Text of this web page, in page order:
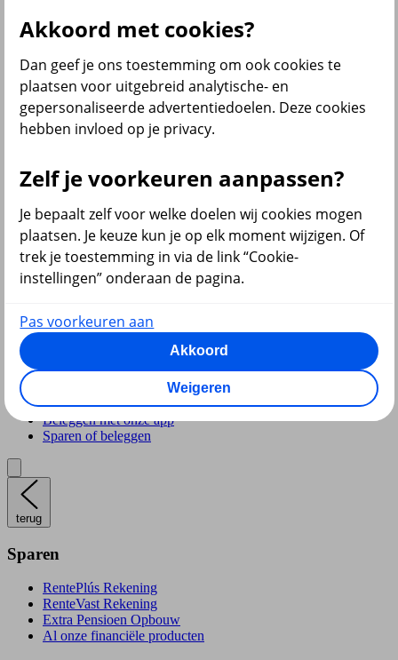
terug
Beleggen
Al onze financiële producten
Bekijk ook
Beleggen
Starten met beleggen
Beleggen voor beginners
Pensioen beleggen
Doelbeleggen
Beleggen in beleggingsfondsen
Beleggingsfonds update
Verantwoord beleggen
Beleggen met onze app
Sparen of beleggen
terug
Sparen
RentePlús Rekening
RenteVast Rekening
Extra Pensioen Opbouw
Al onze financiële producten
Akkoord met cookies?
Dan geef je ons toestemming om ook cookies te
plaatsen voor uitgebreid analytische- en
gepersonaliseerde advertentiedoelen. Deze cookies
hebben invloed op je privacy.
Zelf je voorkeuren aanpassen?
Je bepaalt zelf voor welke doelen wij cookies mogen
plaatsen. Je keuze kun je op elk moment wijzigen. Of
trek je toestemming in via de link “Cookie-
instellingen” onderaan de pagina.
Pas voorkeuren aan
Akkoord
Weigeren